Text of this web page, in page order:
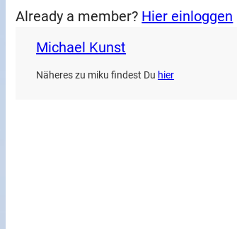
Already a member? Hier einloggen
Michael Kunst
Näheres zu miku findest Du hier